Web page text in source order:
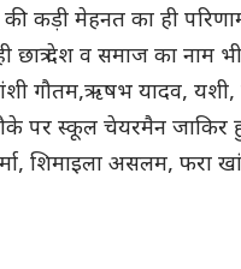
कड़ी मेहनत का ही
छात्र देश व समाज का नाम
गौतम,ऋषभ यादव,
पर स्कूल चेयरमैन
शिमाइला असलम, फरा